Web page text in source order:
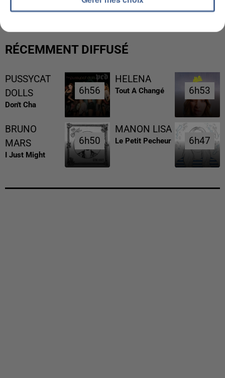
RÉCEMMENT DIFFUSÉ
PUSSYCAT
DOLLS
Don't Cha
6h56
6h56
HELENA
Tout A Changé 6h53
6h53
BRUNO
MARS
I Just Might
6h50
6h50
MANON LISA
Le Petit Pecheur 6h47
6h47